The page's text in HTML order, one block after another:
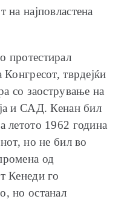
на најповластена
протестирал
тврдејќи
со заострување на
и САД. Кенан бил
летото 1962 година
но не бил во
од
Кенеди го
но останал